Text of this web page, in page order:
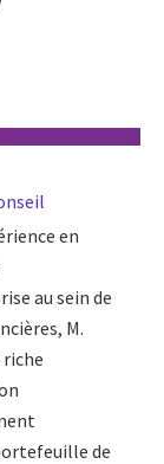
en
au sein de
M.
riche
de